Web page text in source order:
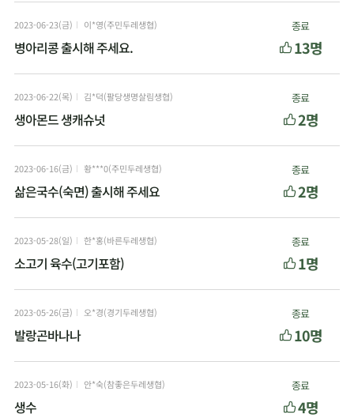
2023-06-23(금) 이*영(주민두레생협)
병아리콩 출시해 주세요.
종료
13명
2023-06-22(목) 김*덕(팔당생명살림생협)
생아몬드 생캐슈넛
종료
2명
2023-06-16(금) 황***0(주민두레생협)
삶은국수(숙면) 출시해 주세요
종료
2명
2023-05-28(일) 한*홍(바른두레생협)
소고기 육수(고기포함)
종료
1명
2023-05-26(금) 오*경(경기두레생협)
발랑곤바나나
종료
10명
2023-05-16(화) 안*숙(참좋은두레생협)
생수
종료
4명